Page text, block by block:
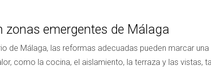
zonas emergentes de Málaga
de Málaga, las reformas adecuadas pueden marcar
como la cocina, el aislamiento, la terraza y las vistas,